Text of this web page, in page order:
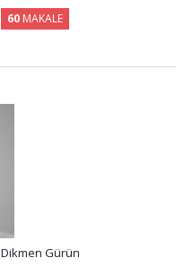
60 MAKALE
Dikmen Gürün